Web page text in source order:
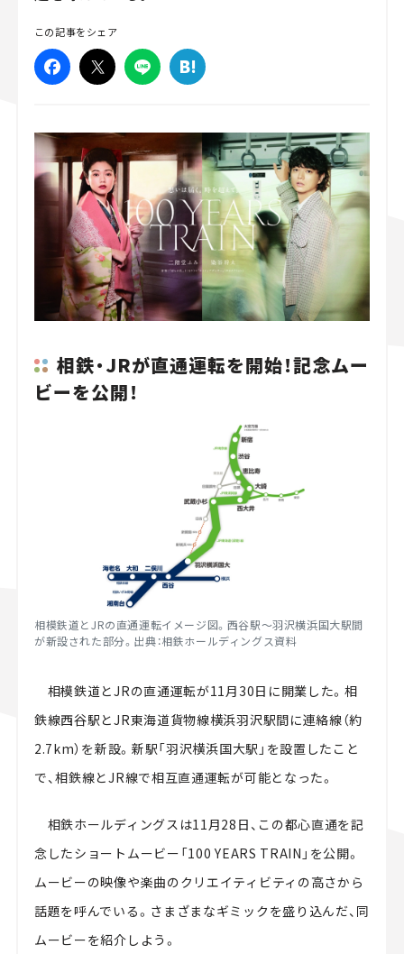
この記事をシェア
相鉄・JRが直通運転を開始！記念ムー
ビーを公開！
相模鉄道とJRの直通運転イメージ図。西谷駅～羽沢横浜国大駅間
が新設された部分。出典：相鉄ホールディングス資料
相模鉄道とJRの直通運転が11月30日に開業した。相
鉄線西谷駅とJR東海道貨物線横浜羽沢駅間に連絡線（約
2.7km）を新設。新駅「羽沢横浜国大駅」を設置したこと
で、相鉄線とJR線で相互直通運転が可能となった。
相鉄ホールディングスは11月28日、この都心直通を記
念したショートムービー「100 YEARS TRAIN」を公開。
ムービーの映像や楽曲のクリエイティビティの高さから
話題を呼んでいる。さまざまなギミックを盛り込んだ、同
ムービーを紹介しよう。